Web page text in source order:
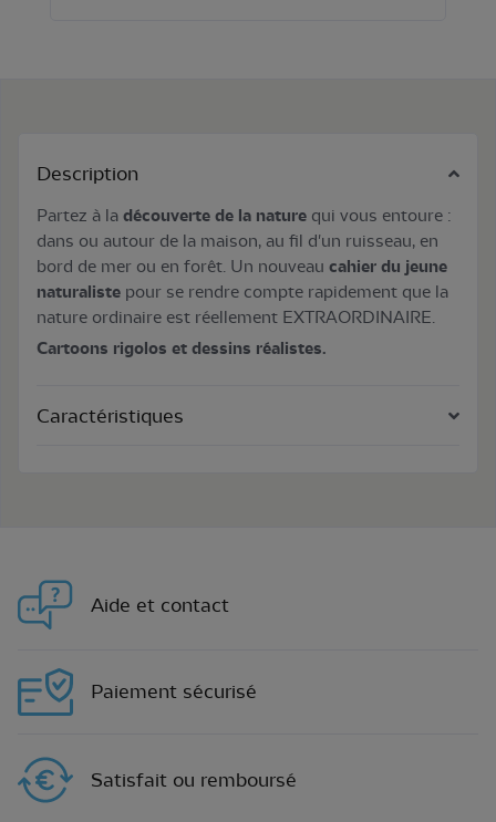
Description
Partez à la découverte de la nature qui vous entoure :
dans ou autour de la maison, au fil d'un ruisseau, en
bord de mer ou en forêt. Un nouveau cahier du jeune
naturaliste pour se rendre compte rapidement que la
nature ordinaire est réellement EXTRAORDINAIRE.
Cartoons rigolos et dessins réalistes.
Caractéristiques
Aide et contact
Paiement sécurisé
Satisfait ou remboursé